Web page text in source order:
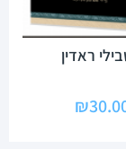
ראדין
₪